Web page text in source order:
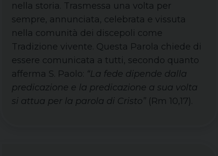
nella storia. Trasmessa una volta per
sempre, annunciata, celebrata e vissuta
nella comunità dei discepoli come
Tradizione vivente. Questa Parola chiede di
essere comunicata a tutti, secondo quanto
afferma S. Paolo: “La fede dipende dalla
predicazione e la predicazione a sua volta
si attua per la parola di Cristo” (Rm 10,17).